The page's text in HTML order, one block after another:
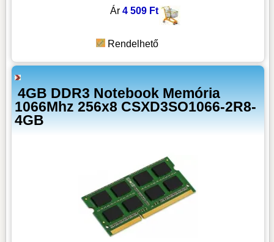
Ár 4 509 Ft
Rendelhető
4GB DDR3 Notebook Memória
1066Mhz 256x8 CSXD3SO1066-2R8-
4GB